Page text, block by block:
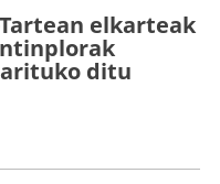
elkarteak
ditu